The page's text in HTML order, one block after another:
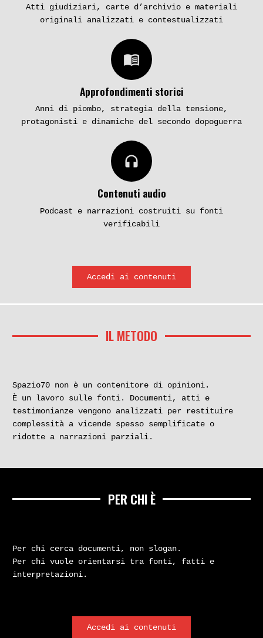
Atti giudiziari, carte d’archivio e materiali
originali analizzati e contestualizzati
menu_book
Approfondimenti storici
Anni di piombo, strategia della tensione,
protagonisti e dinamiche del secondo dopoguerra
headphones
Contenuti audio
Podcast e narrazioni costruiti su fonti
verificabili
Accedi ai contenuti
IL METODO
Spazio70 non è un contenitore di opinioni.
È un lavoro sulle fonti. Documenti, atti e
testimonianze vengono analizzati per restituire
complessità a vicende spesso semplificate o
ridotte a narrazioni parziali.
PER CHI È
Per chi cerca documenti, non slogan.
Per chi vuole orientarsi tra fonti, fatti e
interpretazioni.
Accedi ai contenuti